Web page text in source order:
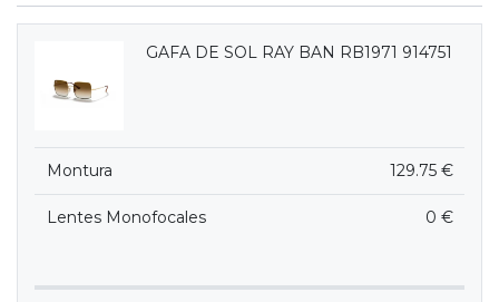
GAFA DE SOL RAY BAN RB1971 914751
Montura 129.75 €
Lentes Monofocales 0 €